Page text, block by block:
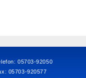
05703-92050
05703-920577